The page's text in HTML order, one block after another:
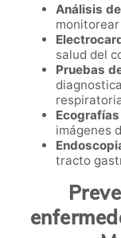
Análisis
salud del
Pruebas
imágenes
tracto